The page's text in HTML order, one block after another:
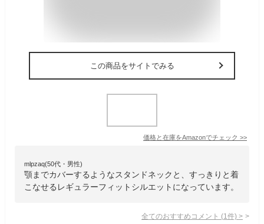
この商品をサイトでみる
価格と在庫をAmazonでチェック >>
mlpzaq(50代・男性)
顎までカバーするようなスタンドネックと、すっきりと着
こなせるレギュラーフィットシルエットになっています。
全てのおすすめコメント (1 件) >